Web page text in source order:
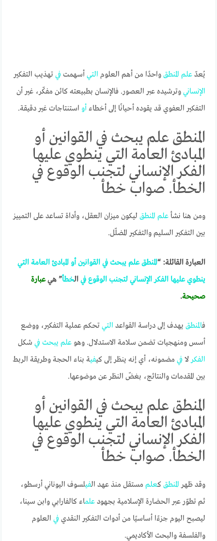
يُعدّعلم المنطق واحدًا من أهم العلوم التي أسهمتفي تهذيب التفكير
الإنساني وترشيده عبر العصور. فالإنسان بطبيعته كائن مفكّر، غير أن
التفكير العفوي قد يقوده أحيانًا إلى أخطاء أو استنتاجات غير دقيقة.
المنطق علم يبحث في القوانين أو
المبادئ العامة التي ينطوي عليها
الفكر الإنساني لتجنب الوقوع في
الخطأ. صواب خطأ
ومن هنا نشأعلم المنطق ليكون ميزان العقل، وأداة تساعد على التمييز
بين التفكير السليم والتفكير المضلّل.
العبارة القائلة: “المنطق علم يبحث في القوانين أو المبادئ العامة التي
ينطوي عليها الفكر الإنساني لتجنب الوقوع في الخطأ” هيعبارة
صحيحة.
فالمنطق يهدف إلى دراسة القواعد التي تحكم عملية التفكير، ووضع
أسس ومنهجيات تضمن سلامة الاستدلال. وهوعلم يبحث في شكل
الفكر لافي مضمونه، أي إنه ينظر إلى كيفية بناء الحجة وطريقة الربط
بين المقدمات والنتائج، بغضّ النظر عن موضوعها.
المنطق علم يبحث في القوانين أو
المبادئ العامة التي ينطوي عليها
الفكر الإنساني لتجنب الوقوع في
الخطأ. صواب خطأ
وقد ظهر المنطق كعلم مستقل منذ عهد الفيلسوف اليوناني أرسطو،
ثم تطوّر عبر الحضارة الإسلامية بجهودعلماء كالفارابي وابن سينا،
ليصبح اليوم جزءًا أساسيًا من أدوات التفكير النقديفي العلوم
والفلسفة والبحث الأكاديمي.